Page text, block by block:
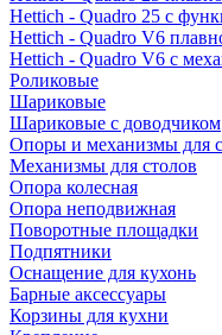
Hettich - Quadro 25 с
Hettich - Quadro V6
Hettich - Quadro V6 с
Роликовые
Шариковые
Шариковые с доводчиком
Опоры и механизмы для
Механизмы для столов
Опора колесная
Опора неподвижная
Поворотные площадки
Подпятники
Оснащение для кухонь
Барные аксессуары
Корзины для кухни